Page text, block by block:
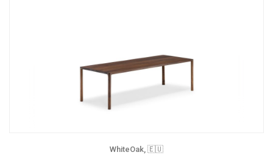
WhiteOak, 🇪🇺